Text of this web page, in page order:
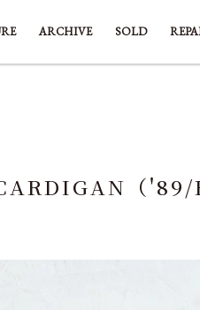
ARCHIVE SOLD
（'89/